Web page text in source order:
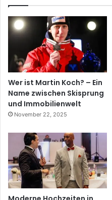
Wer ist Martin Koch? – Ein
Name zwischen Skisprung
und Immobilienwelt
November 22, 2025